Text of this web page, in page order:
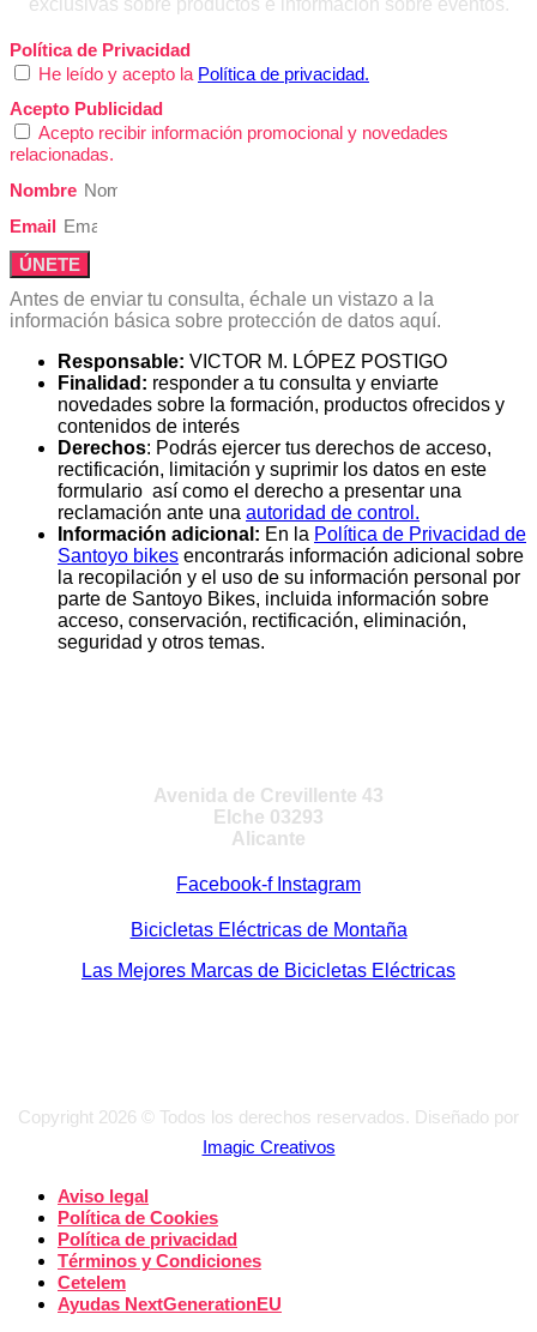
Política de Privacidad
He leído y acepto la Política de privacidad.
Acepto Publicidad
Acepto recibir información promocional y novedades
relacionadas.
Nombre
Email
ÚNETE
Antes de enviar tu consulta, échale un vistazo a la
información básica sobre protección de datos aquí.
Responsable: VICTOR M. LÓPEZ POSTIGO
Finalidad: responder a tu consulta y enviarte
novedades sobre la formación, productos ofrecidos y
contenidos de interés
Derechos: Podrás ejercer tus derechos de acceso,
rectificación, limitación y suprimir los datos en este
formulario así como el derecho a presentar una
reclamación ante una autoridad de control.
Información adicional: En la Política de Privacidad de
Santoyo bikes encontrarás información adicional sobre
la recopilación y el uso de su información personal por
parte de Santoyo Bikes, incluida información sobre
acceso, conservación, rectificación, eliminación,
seguridad y otros temas.
Avenida de Crevillente 43
Elche 03293
Alicante
Facebook-f Instagram
Bicicletas Eléctricas de Montaña
Las Mejores Marcas de Bicicletas Eléctricas
Copyright 2026 © Todos los derechos reservados. Diseñado por
Imagic Creativos
Aviso legal
Política de Cookies
Política de privacidad
Términos y Condiciones
Cetelem
Ayudas NextGenerationEU